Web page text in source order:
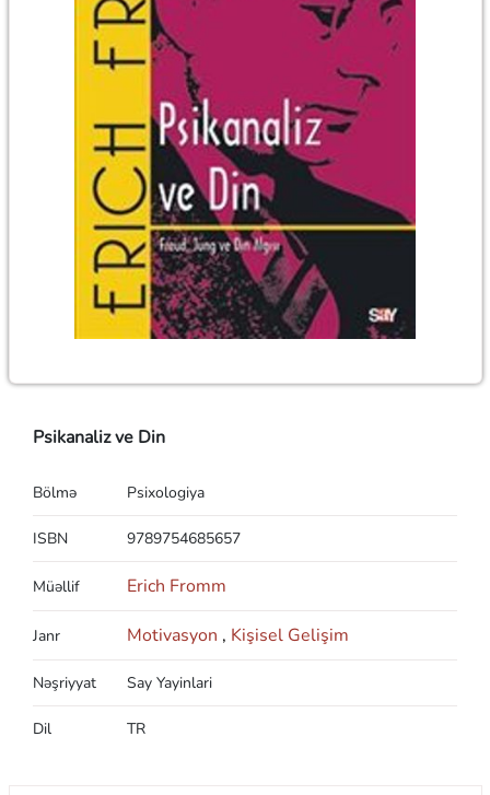
Psikanaliz ve Din
Bölmə Psixologiya
ISBN 9789754685657
Müəllif Erich Fromm
Janr Motivasyon , Kişisel Gelişim
Nəşriyyat Say Yayinlari
Dil TR